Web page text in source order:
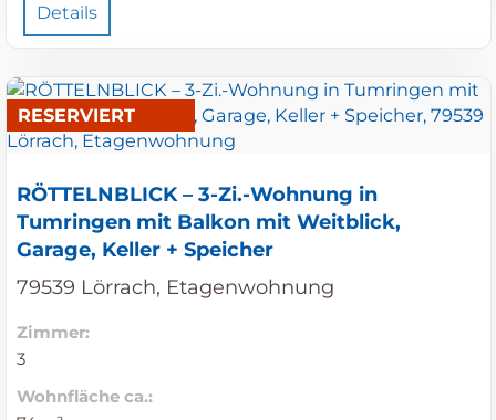
Details
RESERVIERT
RÖTTELNBLICK – 3-Zi.-Wohnung in
Tumringen mit Balkon mit Weitblick,
Garage, Keller + Speicher
79539 Lörrach, Etagenwohnung
Zimmer:
3
Wohnfläche ca.: